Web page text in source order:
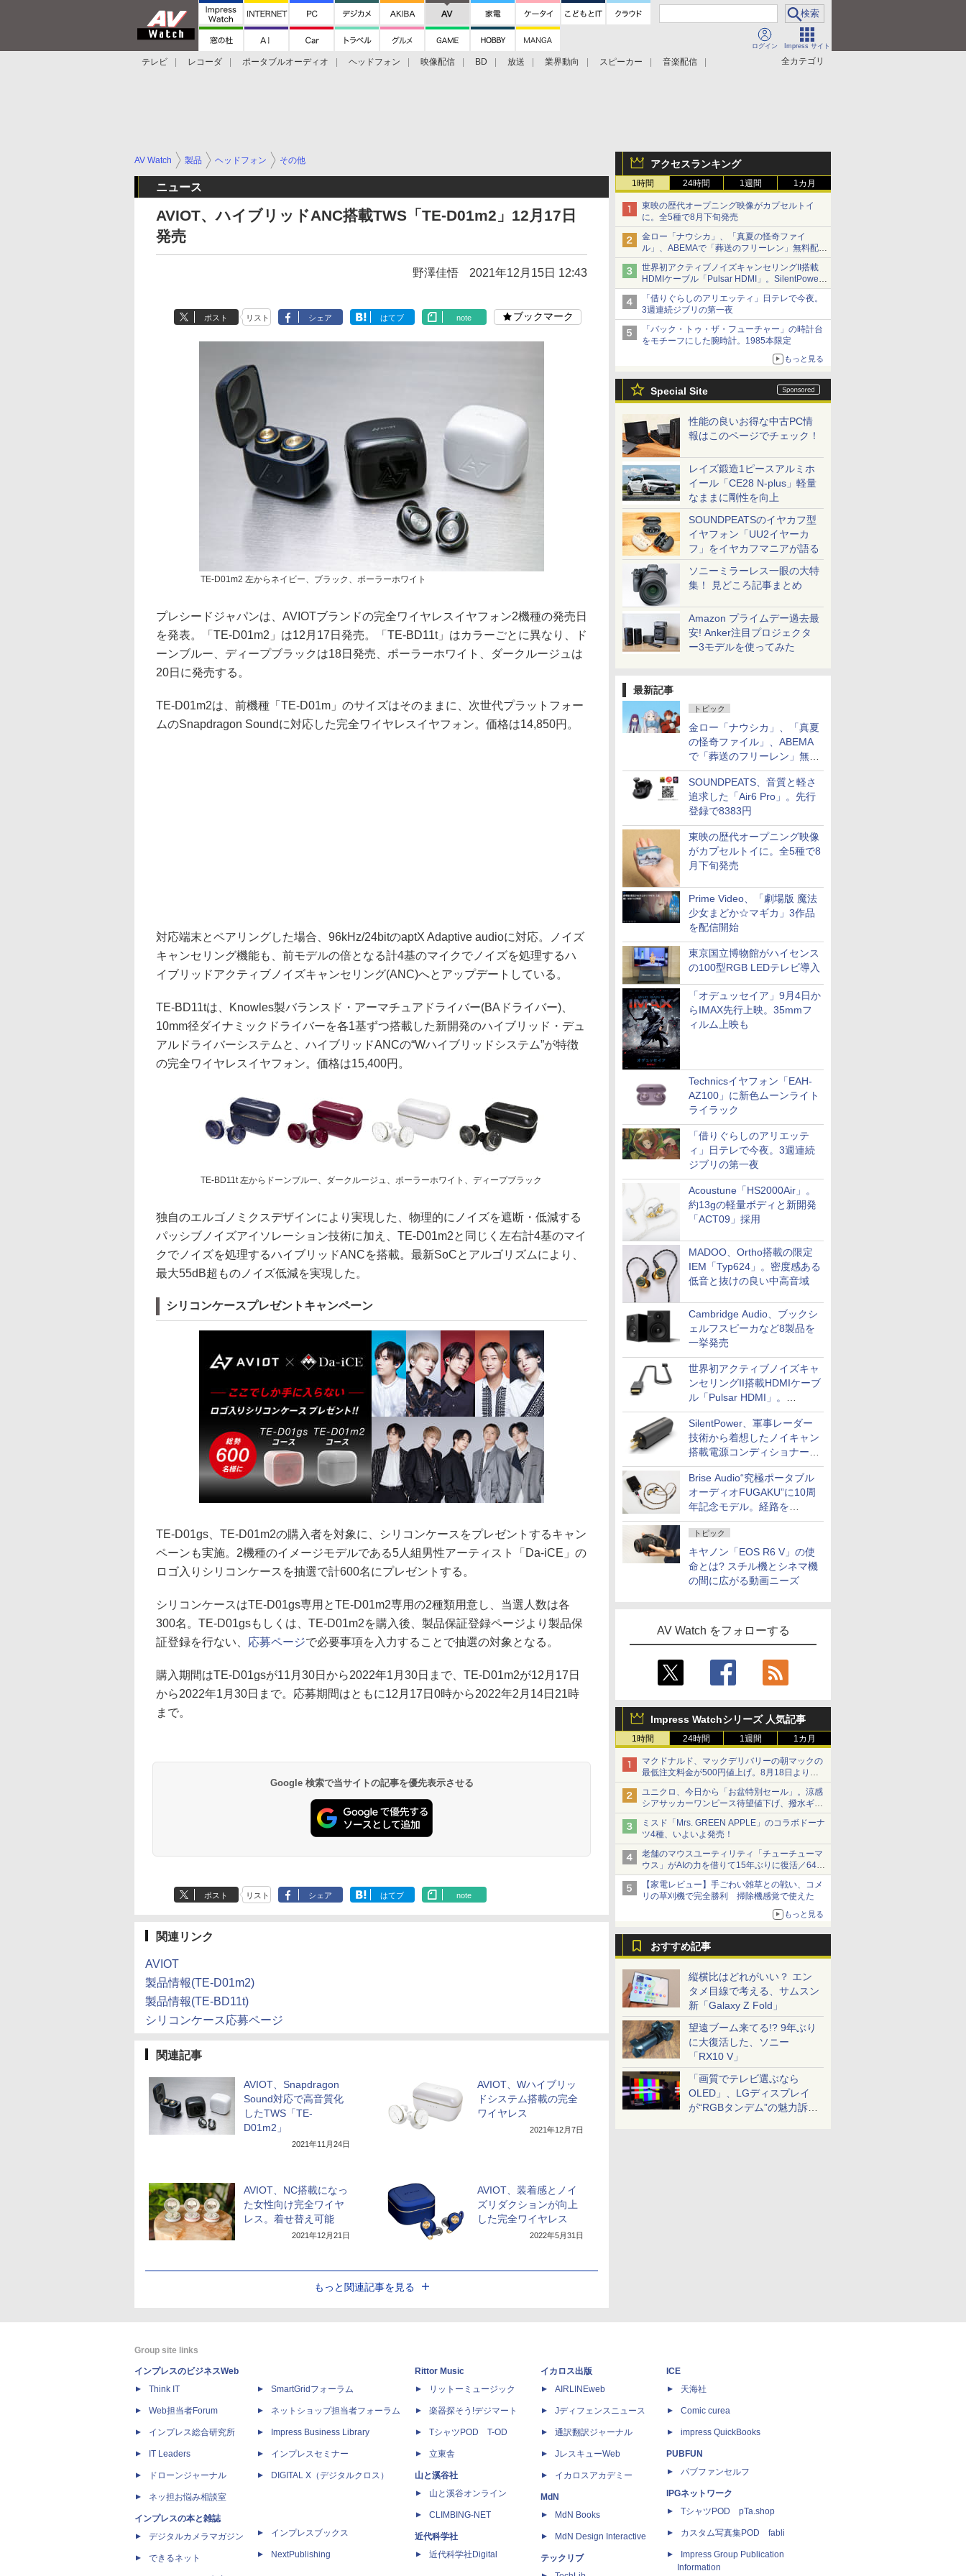
ログイン Impress サイト
全カテゴリ
テレビ レコーダ ポータブルオーディオ ヘッドフォン 映像配信 BD 放送 業界動向 スピーカー
音楽配信
アクセスランキング
1時間 24時間 1週間 1カ月
東映の歴代オープニング映像がカプセルトイ
に。全5種で8月下旬発売
金ロー「ナウシカ」、「真夏の怪奇ファイ
ル」、ABEMAで「葬送のフリーレン」無料配信
など。夏の特番・配信情報
世界初アクティブノイズキャンセリングII搭載
HDMIケーブル「Pulsar HDMI」。SilentPower
から
「借りぐらしのアリエッティ」日テレで今夜。
3週連続ジブリの第一夜
「バック・トゥ・ザ・フューチャー」の時計台
をモチーフにした腕時計。1985本限定
もっと見る
Special Site
性能の良いお得な中古PC情
報はこのページでチェック！
レイズ鍛造1ピースアルミホ
イール「CE28 N-plus」軽量
なままに剛性を向上
SOUNDPEATSのイヤカフ型
イヤフォン「UU2イヤーカ
フ」をイヤカフマニアが語る
ソニーミラーレス一眼の大特
集！ 見どころ記事まとめ
Amazon プライムデー過去最
安! Anker注目プロジェクタ
ー3モデルを使ってみた
最新記事
トピック
金ロー「ナウシカ」、「真夏
の怪奇ファイル」、ABEMA
で「葬送のフリーレン」無料
配信など。夏の特番・配信情
報
SOUNDPEATS、音質と軽さ
追求した「Air6 Pro」。先行
登録で8383円
東映の歴代オープニング映像
がカプセルトイに。全5種で8
月下旬発売
Prime Video、「劇場版 魔法
少女まどか☆マギカ」3作品
を配信開始
東京国立博物館がハイセンス
の100型RGB LEDテレビ導入
「オデュッセイア」9月4日か
らIMAX先行上映。35mmフ
ィルム上映も
Technicsイヤフォン「EAH-
AZ100」に新色ムーンライト
ライラック
「借りぐらしのアリエッテ
ィ」日テレで今夜。3週連続
ジブリの第一夜
Acoustune「HS2000Air」。
約13gの軽量ボディと新開発
「ACT09」採用
MADOO、Ortho搭載の限定
IEM「Typ624」。密度感ある
低音と抜けの良い中高音域
Cambridge Audio、ブックシ
ェルフスピーカなど8製品を
一挙発売
世界初アクティブノイズキャ
ンセリングII搭載HDMIケーブ
ル「Pulsar HDMI」。
SilentPowerから
SilentPower、軍事レーダー
技術から着想したノイキャン
搭載電源コンディショナー
「AC iPurifier2」
Brise Audio“究極ポータブル
オーディオFUGAKU”に10周
年記念モデル。経路を
NISHIKIで統一。400万円
トピック
キヤノン「EOS R6 V」の使
命とは? スチル機とシネマ機
の間に広がる動画ニーズ
AV Watch をフォローする
Impress Watchシリーズ 人気記事
1時間 24時間 1週間 1カ月
マクドナルド、マックデリバリーの朝マックの
最低注文料金が500円値上げ。8月18日より
1,500円から受付
ユニクロ、今日から「お盆特別セール」。涼感
シアサッカーワンピース待望値下げ、撥水ギア
ショーツは1990円に
ミスド「Mrs. GREEN APPLE」のコラボドーナ
ツ4種、いよいよ発売！
老舗のマウスユーティリティ「チューチューマ
ウス」がAIの力を借りて15年ぶりに復活／64bit
化、Windows 10/11、「Chrome」も走り回
る。復活記念で2026年末まで500円
【家電レビュー】手ごわい雑草との戦い、コメ
リの草刈機で完全勝利 掃除機感覚で使えた
もっと見る
おすすめ記事
縦横比はどれがいい？ エン
タメ目線で考える、サムスン
新「Galaxy Z Fold」
望遠ブーム来てる!? 9年ぶり
に大復活した、ソニー
「RX10 V」
「画質でテレビ選ぶなら
OLED」、LGディスプレイ
が“RGBタンデム”の魅力訴
AV Watch 製品 ヘッドフォン その他
ニュース
AVIOT、ハイブリッドANC搭載TWS「TE-D01m2」12月17日
発売
野澤佳悟 2021年12月15日 12:43
ポスト リスト シェア はてブ note ブックマーク
TE-D01m2 左からネイビー、ブラック、ポーラーホワイト
プレシードジャパンは、AVIOTブランドの完全ワイヤレスイヤフォン2機種の発売日
を発表。「TE-D01m2」は12月17日発売。「TE-BD11t」はカラーごとに異なり、ド
ーンブルー、ディープブラックは18日発売、ポーラーホワイト、ダークルージュは
20日に発売する。
TE-D01m2は、前機種「TE-D01m」のサイズはそのままに、次世代プラットフォー
ムのSnapdragon Soundに対応した完全ワイヤレスイヤフォン。価格は14,850円。
対応端末とペアリングした場合、96kHz/24bitのaptX Adaptive audioに対応。ノイズ
キャンセリング機能も、前モデルの倍となる計4基のマイクでノイズを処理するハ
イブリッドアクティブノイズキャンセリング(ANC)へとアップデートしている。
TE-BD11tは、Knowles製バランスド・アーマチュアドライバー(BAドライバー)、
10mm径ダイナミックドライバーを各1基ずつ搭載した新開発のハイブリッド・デュ
アルドライバーシステムと、ハイブリッドANCの“Wハイブリッドシステム”が特徴
の完全ワイヤレスイヤフォン。価格は15,400円。
TE-BD11t 左からドーンブルー、ダークルージュ、ポーラーホワイト、ディープブラック
独自のエルゴノミクスデザインにより実現した、物理的にノイズを遮断・低減する
パッシブノイズアイソレーション技術に加え、TE-D01m2と同じく左右計4基のマイ
クでノイズを処理するハイブリッドANCを搭載。最新SoCとアルゴリズムにより、
最大55dB超ものノイズ低減を実現した。
シリコンケースプレゼントキャンペーン
TE-D01gs、TE-D01m2の購入者を対象に、シリコンケースをプレゼントするキャン
ペーンも実施。2機種のイメージモデルである5人組男性アーティスト「Da-iCE」の
ロゴ入りシリコンケースを抽選で計600名にプレゼントする。
シリコンケースはTE-D01gs専用とTE-D01m2専用の2種類用意し、当選人数は各
300名。TE-D01gsもしくは、TE-D01m2を購入後、製品保証登録ページより製品保
証登録を行ない、 応募ページで必要事項を入力することで抽選の対象となる。
購入期間はTE-D01gsが11月30日から2022年1月30日まで、TE-D01m2が12月17日
から2022年1月30日まで。応募期間はともに12月17日0時から2022年2月14日21時
まで。
Google 検索で当サイトの記事を優先表示させる
ポスト リスト シェア はてブ note
関連リンク
AVIOT
製品情報(TE-D01m2)
製品情報(TE-BD11t)
シリコンケース応募ページ
関連記事
AVIOT、Snapdragon
Sound対応で高音質化
したTWS「TE-
D01m2」
2021年11月24日
AVIOT、Wハイブリッ
ドシステム搭載の完全
ワイヤレス
2021年12月7日
AVIOT、NC搭載になっ
た女性向け完全ワイヤ
レス。着せ替え可能
2021年12月21日
AVIOT、装着感とノイ
ズリダクションが向上
した完全ワイヤレス
2022年5月31日
もっと関連記事を見る
Group site links
インプレスのビジネスWeb
Think IT
Web担当者Forum
インプレス総合研究所
IT Leaders
ドローンジャーナル
ネッ担お悩み相談室
インプレスの本と雑誌
デジタルカメラマガジン
できるネット
SmartGridフォーラム
ネットショップ担当者フォーラム
Impress Business Library
インプレスセミナー
DIGITAL X（デジタルクロス）
インプレスブックス
NextPublishing
Rittor Music
リットーミュージック
楽器探そう!デジマート
TシャツPOD T-OD
立東舎
山と溪谷社
山と溪谷オンライン
CLIMBING-NET
近代科学社
近代科学社Digital
イカロス出版
AIRLINEweb
Jディフェンスニュース
通訳翻訳ジャーナル
JレスキューWeb
イカロスアカデミー
MdN
MdN Books
MdN Design Interactive
テックリブ
ICE
天海社
Comic curea
impress QuickBooks
PUBFUN
パブファンセルフ
IPGネットワーク
TシャツPOD pTa.shop
カスタム写真集POD fabli
Impress Group Publication
Information